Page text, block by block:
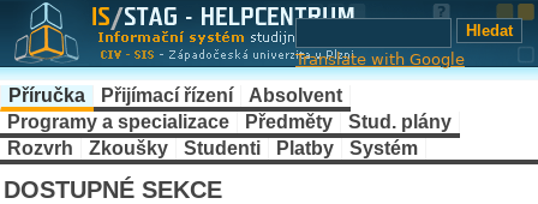
Translate with Google
Příručka Přijímací řízení
Absolvent
Programy a specializace
Předměty
Stud. plány
Rozvrh
Zkoušky Studenti Platby Systém
DOSTUPNÉ SEKCE